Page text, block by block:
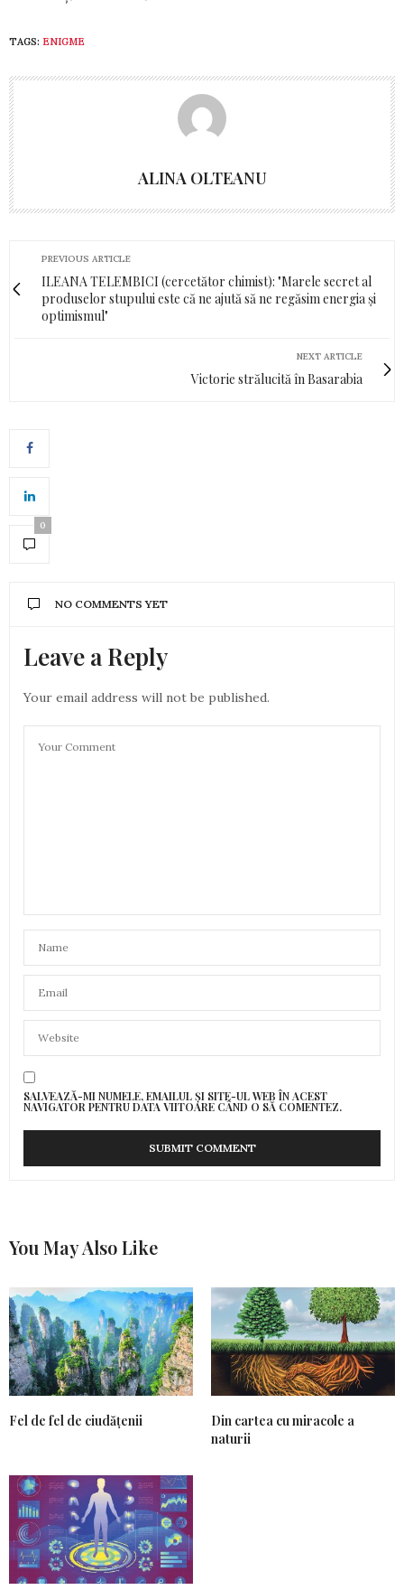
TAGS: ENIGME
ALINA OLTEANU
PREVIOUS ARTICLE
ILEANA TELEMBICI (cercetător chimist): "Marele secret al
produselor stupului este că ne ajută să ne regăsim energia și
optimismul"
NEXT ARTICLE
Victorie strălucită în Basarabia
0
NO COMMENTS YET
Leave a Reply
Your email address will not be published.
SALVEAZĂ-MI NUMELE, EMAILUL ȘI SITE-UL WEB ÎN ACEST
NAVIGATOR PENTRU DATA VIITOARE CÂND O SĂ COMENTEZ.
You May Also Like
Fel de fel de ciudățenii
Din cartea cu miracole a
naturii